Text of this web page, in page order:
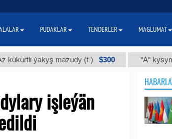
ýakyş mazudy (t.) $300 "А" kysymly
işleýän
PUDAKLAR TENDERLER MAGLUMAT